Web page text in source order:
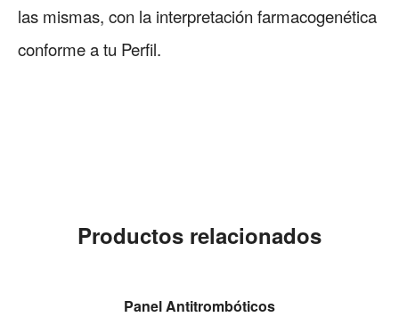
las mismas, con la interpretación farmacogenética
conforme a tu Perfil.
Productos relacionados
AÑADIR AL CARRITO
Panel Antitrombóticos